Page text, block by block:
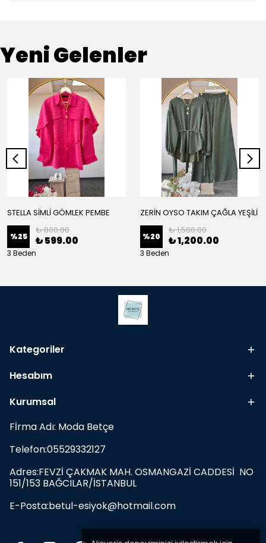
Yeni Gelenler
STELLA SİMLİ GÖMLEK PEMBE
%25
₺ 800.00
₺ 599.00
3 Beden
ZERİN OYSO TAKIM ÇAĞLA YEŞİLİ
%20
₺ 1,500.00
₺ 1,200.00
3 Beden
Kategoriler
Hesabım
Kurumsal
Fİrma Adı: Moda Betçe
Telefon:05529332127
Adres:FEVZİ ÇAKMAK MAH. OSMANGAZİ CADDESİ NO
151/153 BAĞCILAR/İSTANBUL
E-Posta:betul-esiyok@hotmail.com